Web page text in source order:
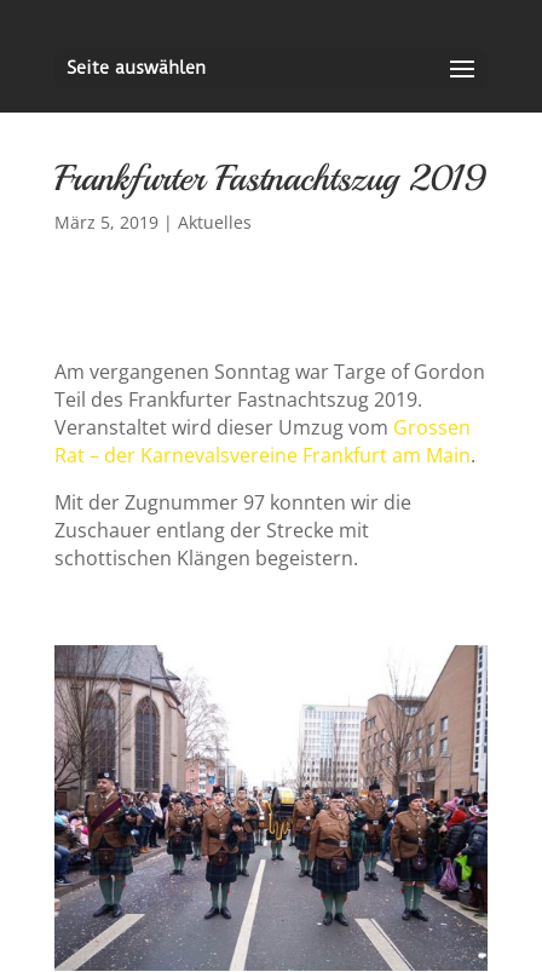
Seite auswählen
Frankfurter Fastnachtszug 2019
März 5, 2019| Aktuelles
Am vergangenen Sonntag war Targe of Gordon
Teil des Frankfurter Fastnachtszug 2019.
Veranstaltet wird dieser Umzug vom Grossen
Rat – der Karnevalsvereine Frankfurt am Main.
Mit der Zugnummer 97 konnten wir die
Zuschauer entlang der Strecke mit
schottischen Klängen begeistern.